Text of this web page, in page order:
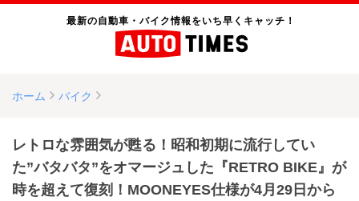
最新の自動車・バイク情報をいち早くキャッチ！
ホーム バイク
レトロな雰囲気が甦る！昭和初期に流行してい
た”バタバタ”をオマージュした『RETRO BIKE』が
時を超えて復刻！MOONEYES仕様が4月29日から